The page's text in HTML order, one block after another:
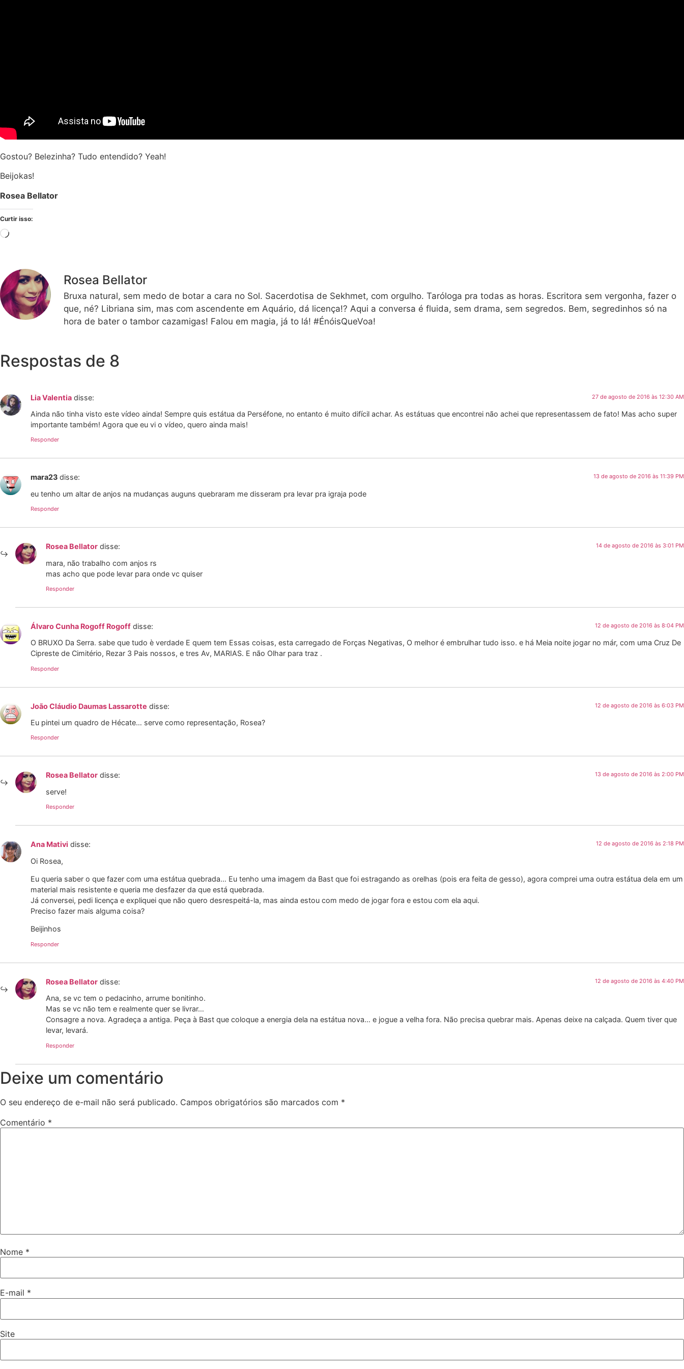
Gostou? Belezinha? Tudo entendido? Yeah!
Beijokas!
Rosea Bellator
Curtir isso:
Rosea Bellator
Bruxa natural, sem medo de botar a cara no Sol. Sacerdotisa de Sekhmet, com orgulho. Taróloga pra todas as horas. Escritora sem vergonha, fazer o
que, né? Libriana sim, mas com ascendente em Aquário, dá licença!? Aqui a conversa é fluida, sem drama, sem segredos. Bem, segredinhos só na
hora de bater o tambor cazamigas! Falou em magia, já to lá! #ÉnóisQueVoa!
Respostas de 8
Lia Valentia disse: 27 de agosto de 2016 às 12:30 AM
Ainda não tinha visto este vídeo ainda! Sempre quis estátua da Perséfone, no entanto é muito difícil achar. As estátuas que encontrei não achei que representassem de fato! Mas acho super
importante também! Agora que eu vi o vídeo, quero ainda mais!
Responder
mara23 disse: 13 de agosto de 2016 às 11:39 PM
eu tenho um altar de anjos na mudanças auguns quebraram me disseram pra levar pra igraja pode
Responder
Rosea Bellator disse: 14 de agosto de 2016 às 3:01 PM
mara, não trabalho com anjos rs
mas acho que pode levar para onde vc quiser
Responder
Álvaro Cunha Rogoff Rogoff disse: 12 de agosto de 2016 às 8:04 PM
O BRUXO Da Serra. sabe que tudo è verdade E quem tem Essas coisas, esta carregado de Forças Negativas, O melhor é embrulhar tudo isso. e há Meia noite jogar no már, com uma Cruz De
Cipreste de Cimitério, Rezar 3 Pais nossos, e tres Av, MARIAS. E não Olhar para traz .
Responder
João Cláudio Daumas Lassarotte disse: 12 de agosto de 2016 às 6:03 PM
Eu pintei um quadro de Hécate… serve como representação, Rosea?
Responder
Rosea Bellator disse: 13 de agosto de 2016 às 2:00 PM
serve!
Responder
Ana Mativi disse: 12 de agosto de 2016 às 2:18 PM
Oi Rosea,
Eu queria saber o que fazer com uma estátua quebrada… Eu tenho uma imagem da Bast que foi estragando as orelhas (pois era feita de gesso), agora comprei uma outra estátua dela em um
material mais resistente e queria me desfazer da que está quebrada.
Já conversei, pedi licença e expliquei que não quero desrespeitá-la, mas ainda estou com medo de jogar fora e estou com ela aqui.
Preciso fazer mais alguma coisa?
Beijinhos
Responder
Rosea Bellator disse: 12 de agosto de 2016 às 4:40 PM
Ana, se vc tem o pedacinho, arrume bonitinho.
Mas se vc não tem e realmente quer se livrar…
Consagre a nova. Agradeça a antiga. Peça à Bast que coloque a energia dela na estátua nova… e jogue a velha fora. Não precisa quebrar mais. Apenas deixe na calçada. Quem tiver que
levar, levará.
Responder
Deixe um comentário
O seu endereço de e-mail não será publicado. Campos obrigatórios são marcados com *
Comentário *
Nome *
E-mail *
Site